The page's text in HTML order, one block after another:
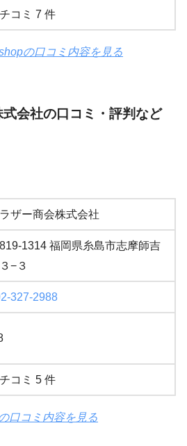
コミ 7 件
の口コミ内容を見る
会社の口コミ・評判など
ザー商会株式会社
1314 福岡県糸島市志摩師吉
−３
327-2988
コミ 5 件
口コミ内容を見る